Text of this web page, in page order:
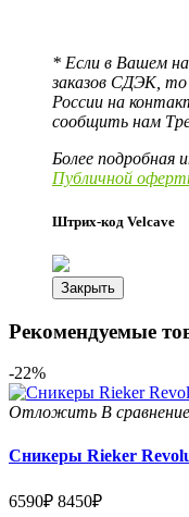
* Если в Вашем
заказов СДЭК,
России на
сообщить нам
Более подробная
Публичной
Штрих-код Velcave
Закрыть
Рекомендуемые
-22%
Отложить В сравнение
Сникеры Rieker
6590₽ 8450₽